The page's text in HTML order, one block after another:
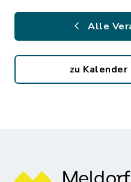
Alle
zu Kalender